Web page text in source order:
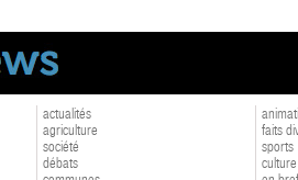
actualités
agriculture
société
débats
faits
sports
culture